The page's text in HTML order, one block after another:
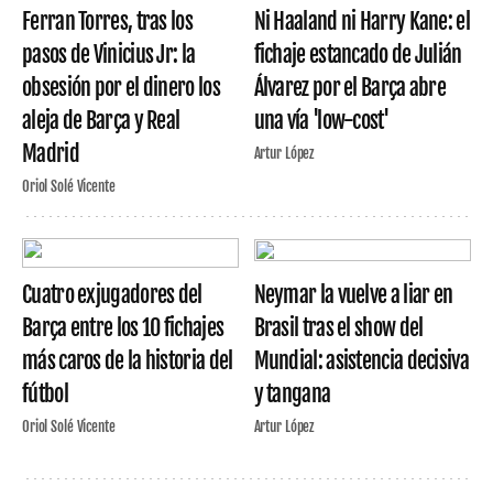
Ferran Torres, tras los
pasos de Vinicius Jr: la
obsesión por el dinero los
aleja de Barça y Real
Madrid
Oriol Solé Vicente
Ni Haaland ni Harry Kane: el
fichaje estancado de Julián
Álvarez por el Barça abre
una vía 'low-cost'
Artur López
Cuatro exjugadores del
Barça entre los 10 fichajes
más caros de la historia del
fútbol
Oriol Solé Vicente
Neymar la vuelve a liar en
Brasil tras el show del
Mundial: asistencia decisiva
y tangana
Artur López